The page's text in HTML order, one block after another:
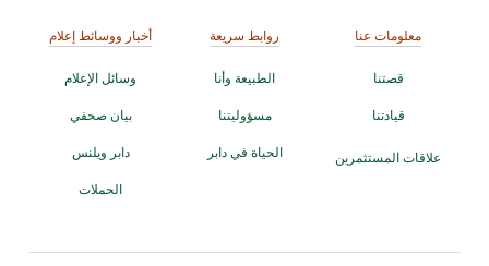
معلومات عنا
قصتنا
قيادتنا
علاقات المستثمرين
روابط سريعة
الطبيعة وأنا
مسؤوليتنا
الحياة في دابر
أخبار ووسائط إعلام
وسائل الإعلام
بيان صحفي
دابر ويلنس
الحملات